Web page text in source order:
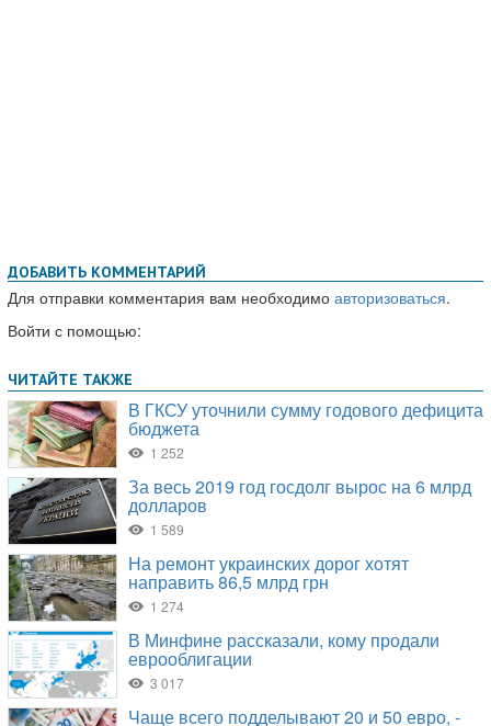
ДОБАВИТЬ КОММЕНТАРИЙ
Для отправки комментария вам необходимо авторизоваться.
Войти с помощью: